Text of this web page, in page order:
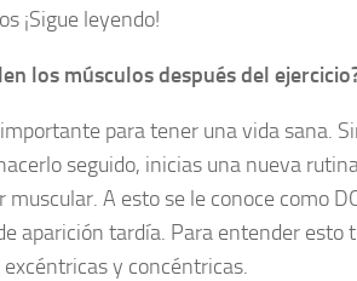
¡Sigue leyendo!
los músculos después del
para tener una vida sana.
seguido, inicias una nueva
muscular. A esto se le conoce como
aparición tardía. Para entender esto
y concéntricas.